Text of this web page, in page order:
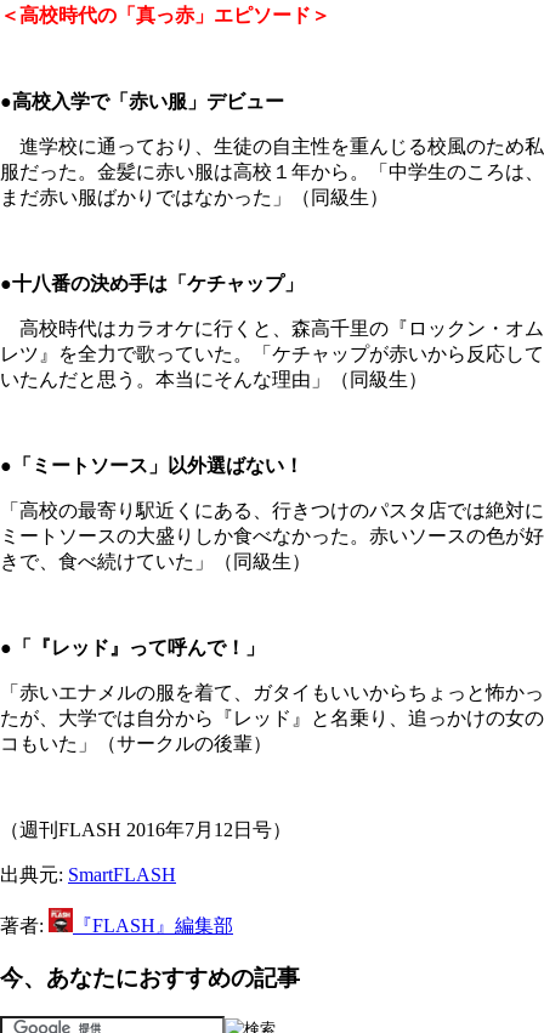
＜高校時代の「真っ赤」エピソード＞
●高校入学で「赤い服」デビュー
進学校に通っており、生徒の自主性を重んじる校風のため私
服だった。金髪に赤い服は高校１年から。「中学生のころは、
まだ赤い服ばかりではなかった」（同級生）
●十八番の決め手は「ケチャップ」
高校時代はカラオケに行くと、森高千里の『ロックン・オム
レツ』を全力で歌っていた。「ケチャップが赤いから反応して
いたんだと思う。本当にそんな理由」（同級生）
●「ミートソース」以外選ばない！
「高校の最寄り駅近くにある、行きつけのパスタ店では絶対に
ミートソースの大盛りしか食べなかった。赤いソースの色が好
きで、食べ続けていた」（同級生）
●「『レッド』って呼んで！」
「赤いエナメルの服を着て、ガタイもいいからちょっと怖かっ
たが、大学では自分から『レッド』と名乗り、追っかけの女の
コもいた」（サークルの後輩）
（週刊FLASH 2016年7月12日号）
出典元: SmartFLASH
著者: 『FLASH』編集部
今、あなたにおすすめの記事